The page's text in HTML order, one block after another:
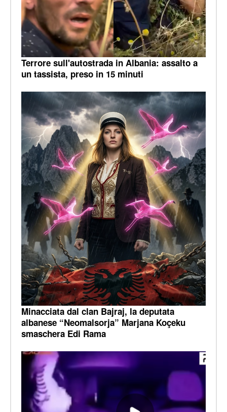
Terrore sull'autostrada in Albania: assalto a
un tassista, preso in 15 minuti
Minacciata dal clan Bajraj, la deputata
albanese “Neomalsorja” Marjana Koçeku
smaschera Edi Rama